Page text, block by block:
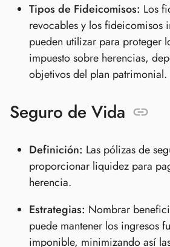
Tipos de Fideicomisos: Los
revocables y los fideicomisos
pueden utilizar para proteger
impuesto sobre herencias,
objetivos del plan patrimonial.
Seguro de Vida
Definición: Las pólizas de
proporcionar liquidez para
herencia.
Estrategias: Nombrar
puede mantener los ingresos
imponible, minimizando así